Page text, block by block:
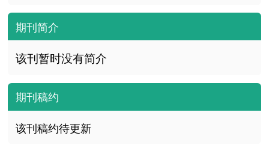
期刊简介
该刊暂时没有简介
期刊稿约
该刊稿约待更新